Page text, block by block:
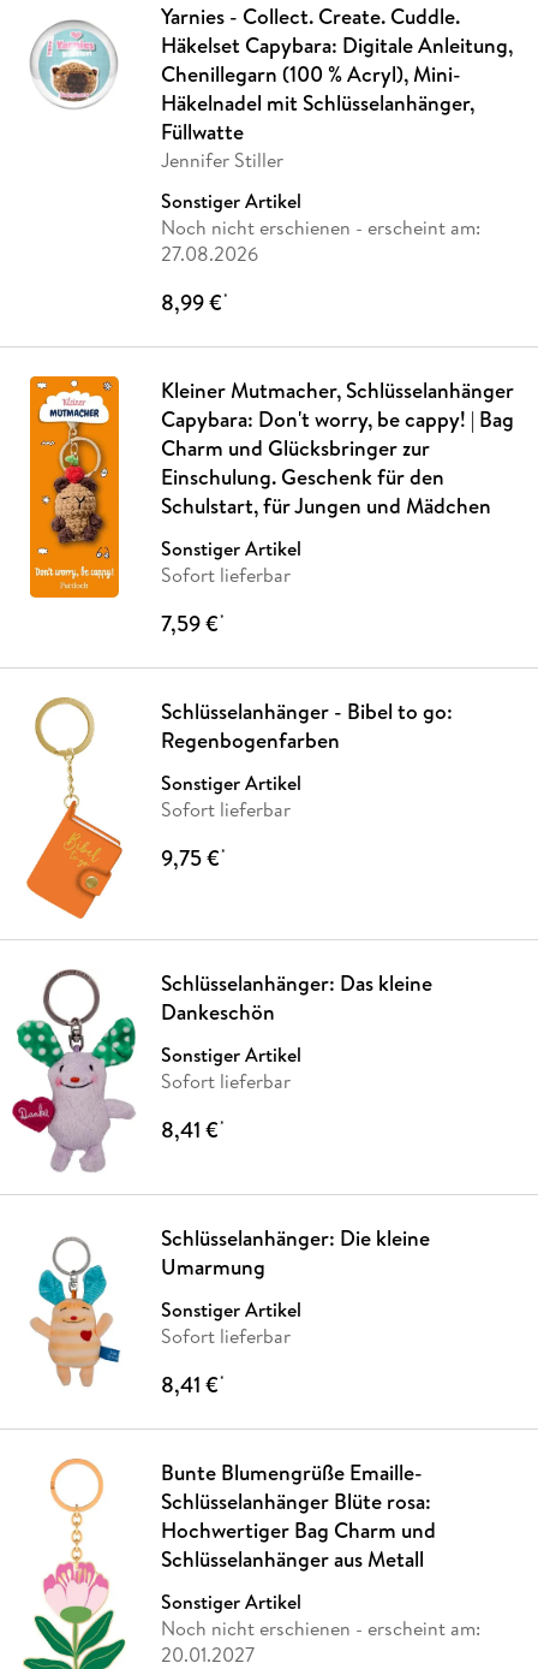
Yarnies - Collect. Create. Cuddle.
Häkelset Capybara: Digitale Anleitung,
Chenillegarn (100 % Acryl), Mini-
Häkelnadel mit Schlüsselanhänger,
Füllwatte
Jennifer Stiller
Sonstiger Artikel
Noch nicht erschienen - erscheint am:
27.08.2026
8,99 €*
Kleiner Mutmacher, Schlüsselanhänger
Capybara: Don't worry, be cappy! | Bag
Charm und Glücksbringer zur
Einschulung. Geschenk für den
Schulstart, für Jungen und Mädchen
Sonstiger Artikel
Sofort lieferbar
7,59 €*
Schlüsselanhänger - Bibel to go:
Regenbogenfarben
Sonstiger Artikel
Sofort lieferbar
9,75 €*
Schlüsselanhänger: Das kleine
Dankeschön
Sonstiger Artikel
Sofort lieferbar
8,41 €*
Schlüsselanhänger: Die kleine
Umarmung
Sonstiger Artikel
Sofort lieferbar
8,41 €*
Bunte Blumengrüße Emaille-
Schlüsselanhänger Blüte rosa:
Hochwertiger Bag Charm und
Schlüsselanhänger aus Metall
Sonstiger Artikel
Noch nicht erschienen - erscheint am:
20.01.2027